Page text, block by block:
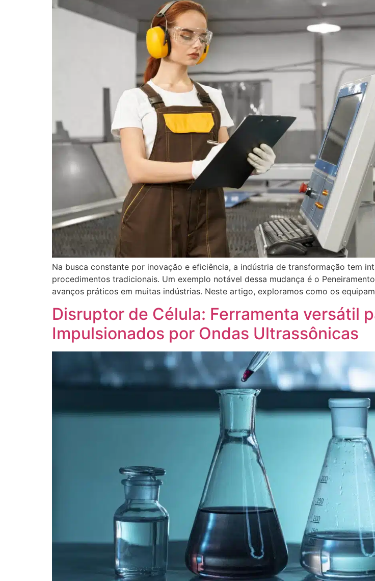
Na busca constante por inovação e eficiência, a indústria de transformação tem
procedimentos tradicionais. Um exemplo notável dessa mudança é o
avanços práticos em muitas indústrias. Neste artigo, exploramos como os
Disruptor de Célula: Ferramenta versátil
Impulsionados por Ondas Ultrassônicas